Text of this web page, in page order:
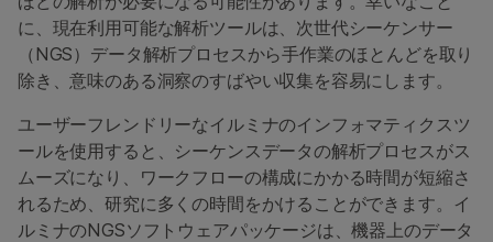
に、現在利用可能な解析ツールは、次世代シーケンサー
（NGS）データ解析プロセスから手作業のほとんどを取り
除き、意味のある洞察のすばやい収集を容易にします。
ユーザーフレンドリーなイルミナのインフォマティクスツ
ールを使用すると、シーケンスデータの解析プロセスがス
ムーズになり、ワークフローの構成にかかる時間が短縮さ
れるため、研究に多くの時間をかけることができます。イ
ルミナのNGSソフトウェアパッケージは、機器上のデータ